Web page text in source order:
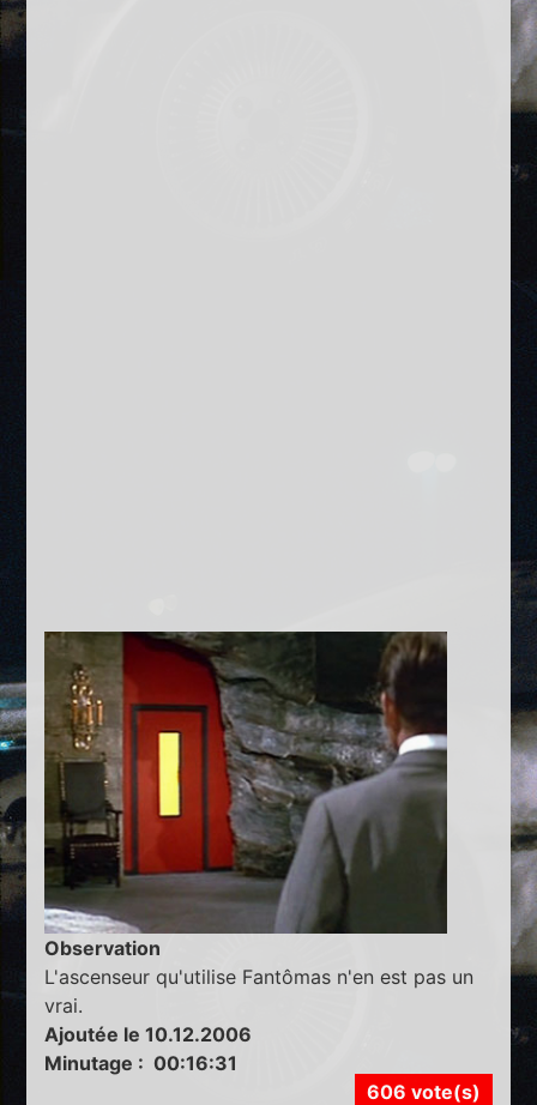
Observation
L'ascenseur qu'utilise Fantômas n'en est pas un
vrai.
Ajoutée le 10.12.2006
Minutage : 00:16:31
606 vote(s)